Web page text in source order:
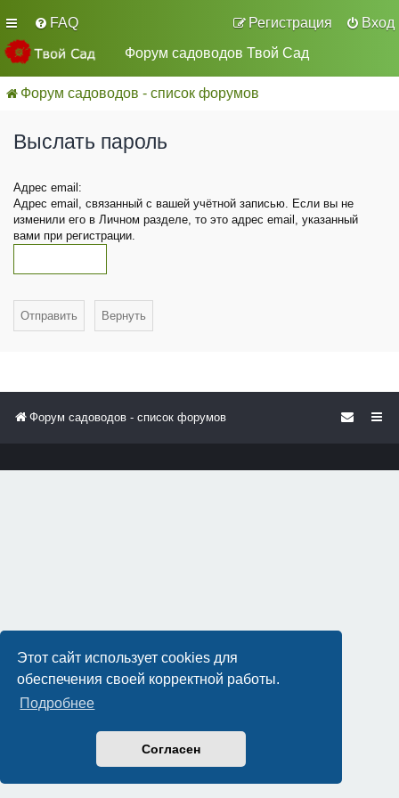
Этот сайт использует cookies для
обеспечения своей корректной работы.
Подробнее
Согласен
FAQ Вход
Регистрация
Форум садоводов Твой Сад
Форум садоводов - список форумов
Выслать пароль
Адрес email:
Адрес email, связанный с вашей учётной записью. Если вы не
изменили его в Личном разделе, то это адрес email, указанный
вами при регистрации.
Форум садоводов - список форумов